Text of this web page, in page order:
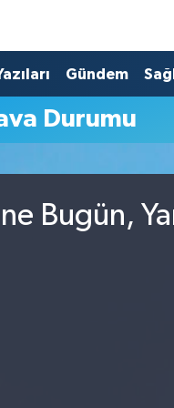
Gündem
Durumu
Bugün,